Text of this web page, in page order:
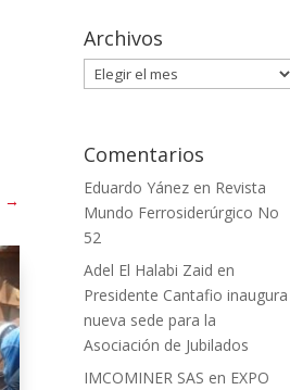
→
Archivos
Archivos
Comentarios
Eduardo Yánez en Revista
Mundo Ferrosiderúrgico No
52
Adel El Halabi Zaid en
Presidente Cantafio inaugura
nueva sede para la
Asociación de Jubilados
IMCOMINER SAS en EXPO